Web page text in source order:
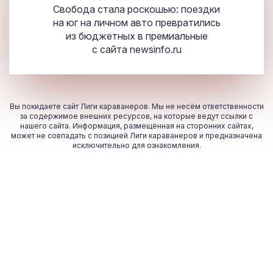
Свобода стала роскошью: поездки
на юг на личном авто превратились
из бюджетных в премиальные
с сайта newsinfo.ru
Вы покидаете сайт Лиги караванеров. Мы не несём ответственности
за содержимое внешних ресурсов, на которые ведут ссылки с
нашего сайта. Информация, размещённая на сторонних сайтах,
может не совпадать с позицией Лиги караванеров и предназначена
исключительно для ознакомления.